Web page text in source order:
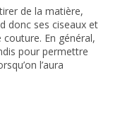
de la matière,
donc ses ciseaux et
En général,
pour permettre
l’aura